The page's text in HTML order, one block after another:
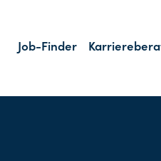
Job-Finder